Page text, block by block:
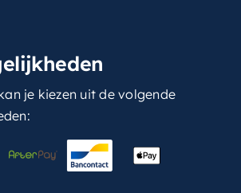
je kiezen uit de volgende